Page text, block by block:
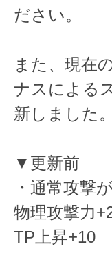
ださい。
また、現在
ナスによる
新しました。
▼更新前
・通常攻撃
物理攻撃力
TP上昇+10